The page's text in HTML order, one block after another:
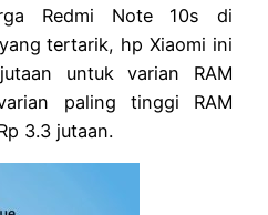
Redmi Note 10s di
tertarik, hp Xiaomi ini
untuk varian RAM
paling tinggi RAM
3.3 jutaan.